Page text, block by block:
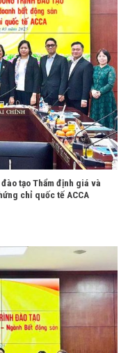
tạo Thẩm định giá và
chỉ quốc tế ACCA